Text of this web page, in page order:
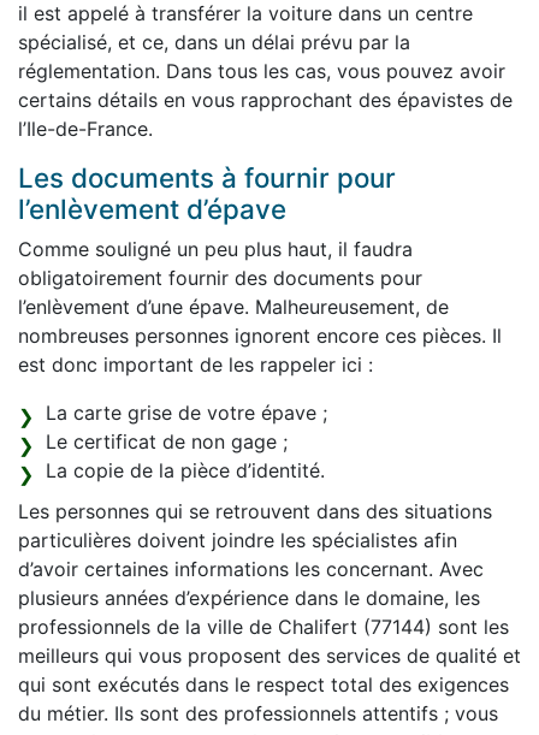
il est appelé à transférer la voiture dans un centre
spécialisé, et ce, dans un délai prévu par la
réglementation. Dans tous les cas, vous pouvez avoir
certains détails en vous rapprochant des épavistes de
l’Ile-de-France.
Les documents à fournir pour
l’enlèvement d’épave
Comme souligné un peu plus haut, il faudra
obligatoirement fournir des documents pour
l’enlèvement d’une épave. Malheureusement, de
nombreuses personnes ignorent encore ces pièces. Il
est donc important de les rappeler ici :
La carte grise de votre épave ;
Le certificat de non gage ;
La copie de la pièce d’identité.
Les personnes qui se retrouvent dans des situations
particulières doivent joindre les spécialistes afin
d’avoir certaines informations les concernant. Avec
plusieurs années d’expérience dans le domaine, les
professionnels de la ville de Chalifert (77144) sont les
meilleurs qui vous proposent des services de qualité et
qui sont exécutés dans le respect total des exigences
du métier. Ils sont des professionnels attentifs ; vous